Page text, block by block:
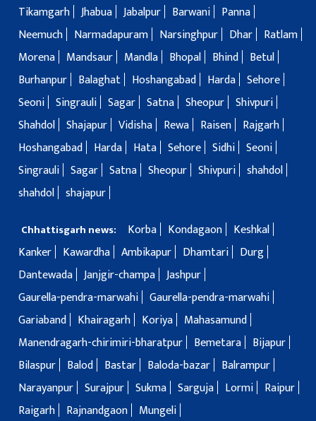
Tikamgarh Jhabua Jabalpur Barwani
Panna
Neemuch
Narmadapuram Narsinghpur Dhar
Ratlam
Morena
Mandsaur Mandla Bhopal Bhind
Betul
Burhanpur
Balaghat Hoshangabad Harda Sehore
Seoni Singrauli Sagar Satna Sheopur Shivpuri
Shahdol Shajapur Vidisha Rewa Raisen
Rajgarh
Hoshangabad
Harda Hata Sehore Sidhi Seoni
Singrauli Sagar Satna Sheopur Shivpuri shahdol
shahdol shajapur
Chhattisgarh news: Korba Kondagaon
Keshkal
Kanker
Kawardha Ambikapur Dhamtari
Durg
Dantewada Janjgir-champa Jashpur
Gaurella-pendra-marwahi Gaurella-pendra-marwahi
Gariaband
Khairagarh Koriya
Mahasamund
Manendragarh-chirimiri-bharatpur
Bemetara
Bijapur
Bilaspur
Balod Bastar Baloda-bazar
Balrampur
Narayanpur Surajpur Sukma Sarguja Lormi
Raipur
Raigarh
Rajnandgaon Mungeli